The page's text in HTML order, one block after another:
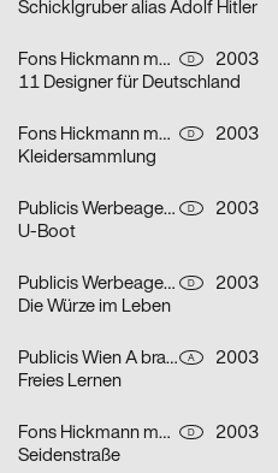
Schicklgruber alias Adolf Hitler
Fons Hickmann m23, Klaus Hesse D
2003
11 Designer für Deutschland
Fons Hickmann m23 D
2003
Kleidersammlung
Publicis Werbeagentur GmbH D
2003
U-Boot
Publicis Werbeagentur GmbH D
2003
Die Würze im Leben
Publicis Wien A brand of Publicis Group Austria A
2003
Freies Lernen
Fons Hickmann m23 D
2003
Seidenstraße